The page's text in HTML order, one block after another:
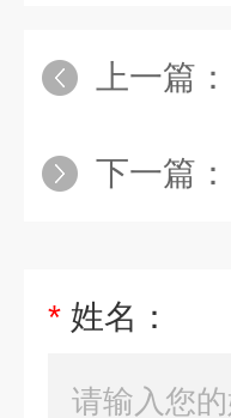
上一篇：
下一篇：
* 姓名：